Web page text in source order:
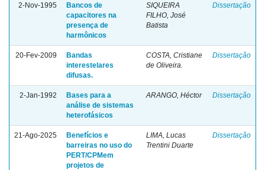
2-Nov-1995
Bancos de
capacitores na
presença de
harmônicos
SIQUEIRA
FILHO, José
Batista
Dissertação
20-Fev-2009
Bandas
interestelares
difusas.
COSTA, Cristiane
de Oliveira.
Dissertação
2-Jan-1992
Bases para a
análise de sistemas
heterofásicos
ARANGO, Héctor Dissertação
21-Ago-2025
Benefícios e
barreiras no uso do
PERT/CPMem
projetos de
LIMA, Lucas
Trentini Duarte
Dissertação